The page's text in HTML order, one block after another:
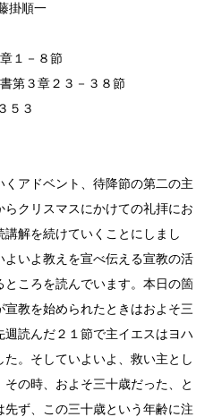
掛順一
１－８節
第３章２３－３８節
５３
アドベント、待降節の第二の主
クリスマスにかけての礼拝にお
解を続けていくことにしまし
いよ教えを宣べ伝える宣教の活
ころを読んでいます。本日の箇
教を始められたときはおよそ三
読んだ２１節で主イエスはヨハ
。そしていよいよ、救い主とし
の時、およそ三十歳だった、と
ず、この三十歳という年齢に注